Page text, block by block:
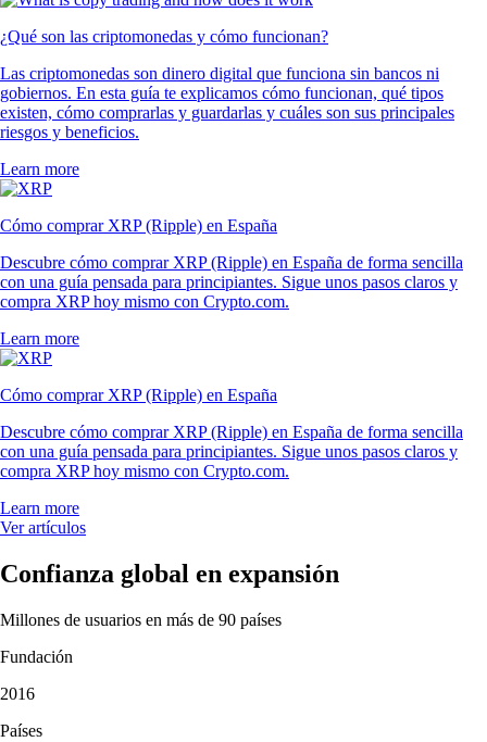
¿Qué son las criptomonedas y cómo funcionan?
Las criptomonedas son dinero digital que funciona sin bancos ni
gobiernos. En esta guía te explicamos cómo funcionan, qué tipos
existen, cómo comprarlas y guardarlas y cuáles son sus principales
riesgos y beneficios.
Learn more
Cómo comprar XRP (Ripple) en España
Descubre cómo comprar XRP (Ripple) en España de forma sencilla
con una guía pensada para principiantes. Sigue unos pasos claros y
compra XRP hoy mismo con Crypto.com.
Learn more
Cómo comprar XRP (Ripple) en España
Descubre cómo comprar XRP (Ripple) en España de forma sencilla
con una guía pensada para principiantes. Sigue unos pasos claros y
compra XRP hoy mismo con Crypto.com.
Learn more
Ver artículos
Confianza global en expansión
Millones de usuarios en más de 90 países
Fundación
2016
Países